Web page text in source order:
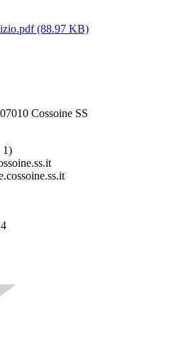
(88.97 KB)
Cossoine SS
1)